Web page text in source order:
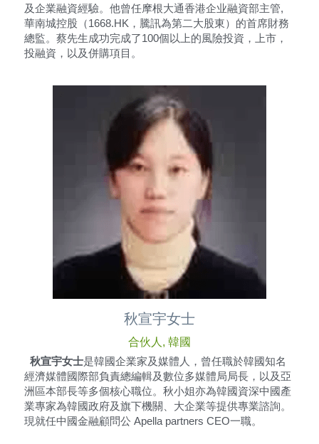
及企業融資經驗。他曾任摩根大通香港企业融資部主管,
華南城控股（1668.HK，騰訊為第二大股東）的首席財務
總監。蔡先生成功完成了100個以上的風險投資，上市，
投融資，以及併購項目。
秋宣宇女士
合伙人, 韓國
  秋宣宇女士
是韓國企業家及媒體人，曾任職於韓國知名
經濟媒體國際部負責總編輯及數位多媒體局局長，以及亞
洲區本部長等多個核心職位。秋小姐亦為韓國資深中國產
業專家為韓國政府及旗下機關、大企業等提供專業諮詢。
現就任中國金融顧問公 Apella partners CEO一職。